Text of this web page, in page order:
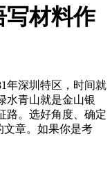
写材料作
年深圳特区，时间就
水青山就是金山银
路。选好角度、确定
文章。如果你是考